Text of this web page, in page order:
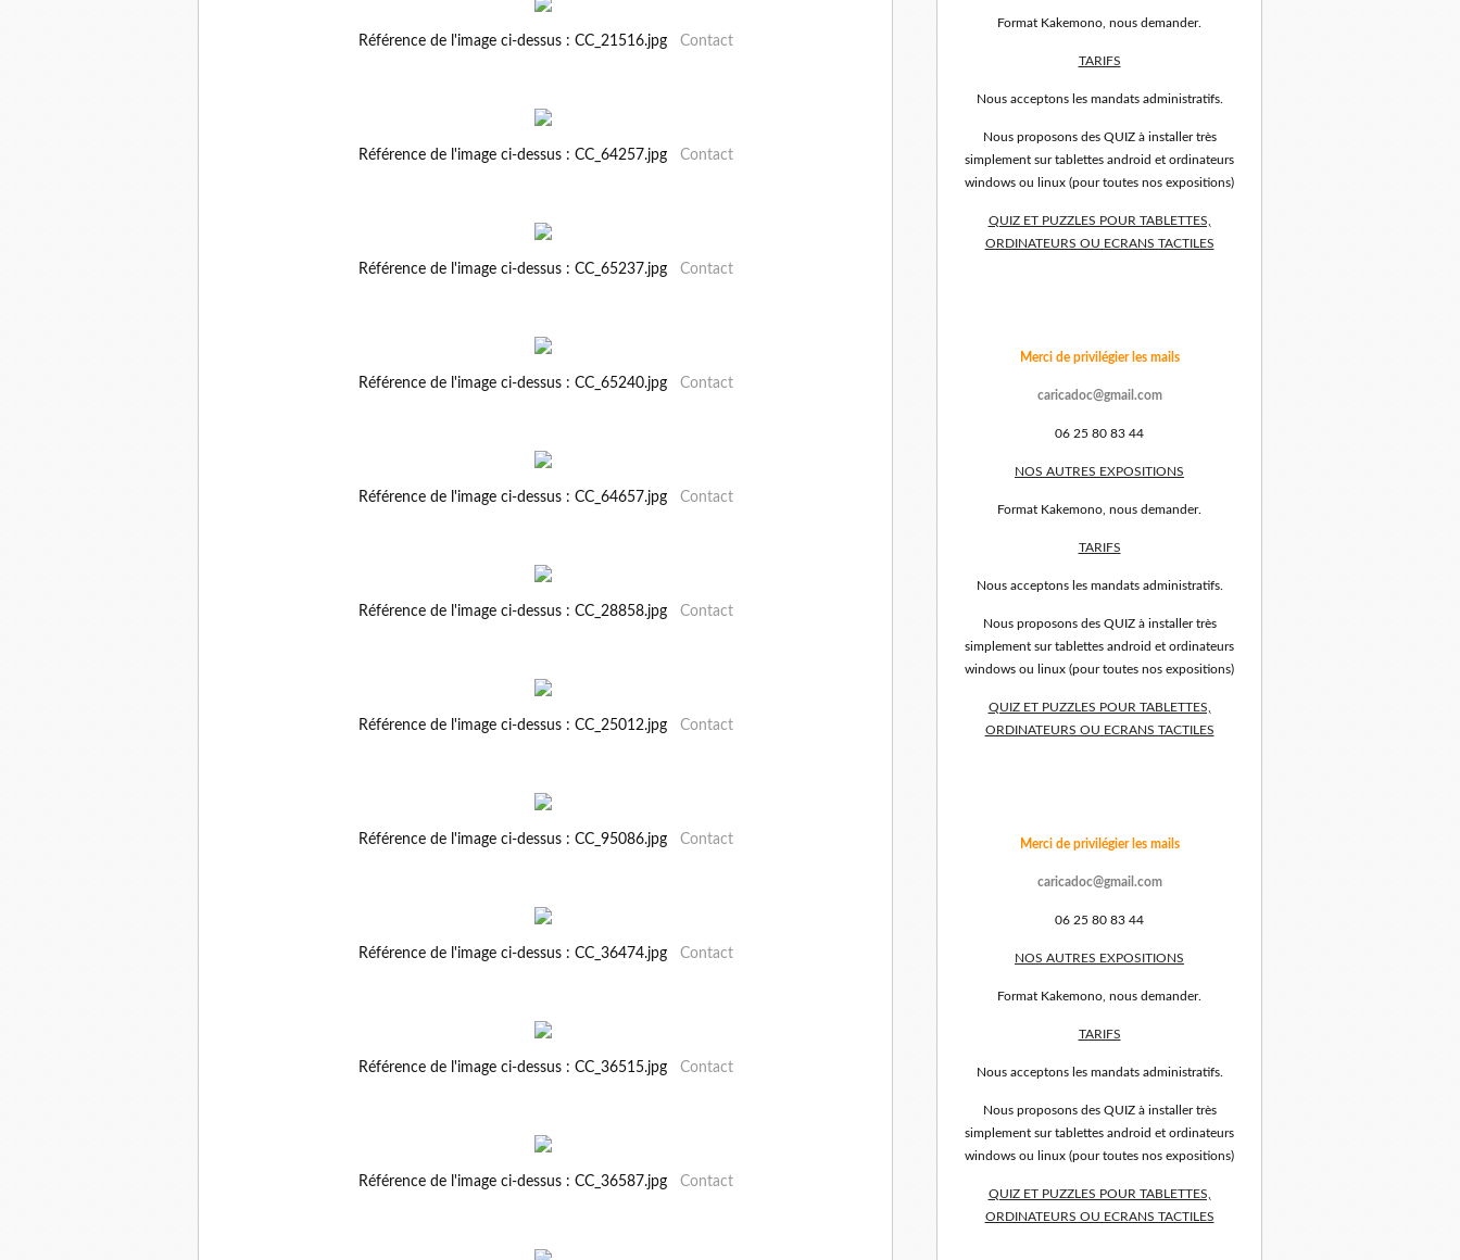
Référence de l'image ci-dessus : CC_21516.jpg Contact
Référence de l'image ci-dessus : CC_64257.jpg Contact
Référence de l'image ci-dessus : CC_65237.jpg Contact
Référence de l'image ci-dessus : CC_65240.jpg Contact
Référence de l'image ci-dessus : CC_64657.jpg Contact
Référence de l'image ci-dessus : CC_28858.jpg Contact
Référence de l'image ci-dessus : CC_25012.jpg Contact
Référence de l'image ci-dessus : CC_95086.jpg Contact
Référence de l'image ci-dessus : CC_36474.jpg Contact
Référence de l'image ci-dessus : CC_36515.jpg Contact
Référence de l'image ci-dessus : CC_36587.jpg Contact
Format Kakemono, nous demander.
TARIFS
Nous acceptons les mandats administratifs.
Nous proposons des QUIZ à installer très
simplement sur tablettes android et ordinateurs
windows ou linux (pour toutes nos expositions)
QUIZ ET PUZZLES POUR TABLETTES,
ORDINATEURS OU ECRANS TACTILES
Merci de privilégier les mails
caricadoc@gmail.com
06 25 80 83 44
NOS AUTRES EXPOSITIONS
Format Kakemono, nous demander.
TARIFS
Nous acceptons les mandats administratifs.
Nous proposons des QUIZ à installer très
simplement sur tablettes android et ordinateurs
windows ou linux (pour toutes nos expositions)
QUIZ ET PUZZLES POUR TABLETTES,
ORDINATEURS OU ECRANS TACTILES
Merci de privilégier les mails
caricadoc@gmail.com
06 25 80 83 44
NOS AUTRES EXPOSITIONS
Format Kakemono, nous demander.
TARIFS
Nous acceptons les mandats administratifs.
Nous proposons des QUIZ à installer très
simplement sur tablettes android et ordinateurs
windows ou linux (pour toutes nos expositions)
QUIZ ET PUZZLES POUR TABLETTES,
ORDINATEURS OU ECRANS TACTILES